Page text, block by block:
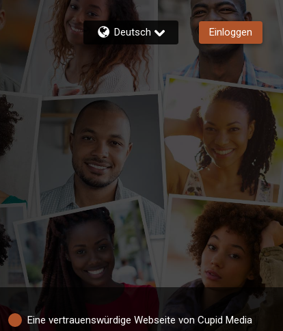
Deutsch Einloggen
Eine vertrauenswürdige Webseite von Cupid Media